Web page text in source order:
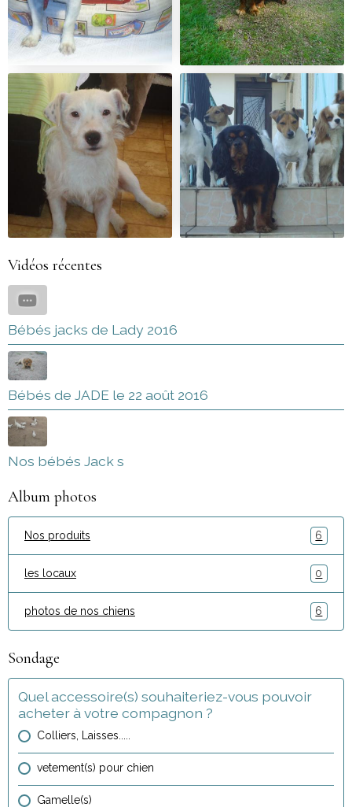
Vidéos récentes
Bébés jacks de Lady 2016
Bébés de JADE le 22 août 2016
Nos bébés Jack s
Album photos
Nos produits 6
les locaux 0
photos de nos chiens 6
Sondage
Quel accessoire(s) souhaiteriez-vous pouvoir
acheter à votre compagnon ?
Colliers, Laisses.....
vetement(s) pour chien
Gamelle(s)